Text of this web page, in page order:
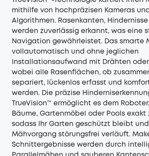
mithilfe von hochpräzisen Kameras
Algorithmen. Rasenkanten,
werden zuverlässig erkannt, was eine
Navigation gewährleistet. Das smarte
vollautomatisch und ohne jeglichen
Installationsaufwand mit Drähten oder
wobei alle Rasenflächen, ob
separiert, lückenlos erfasst und
werden. Die präzise
TrueVision™ ermöglicht es dem
Bäume, Gartenmöbel oder Pools exakt
sodass Ihr Garten geschützt bleibt
Mähvorgang störungsfrei verläuft.
Schnittergebnisse werden durch